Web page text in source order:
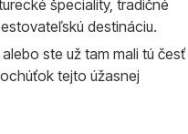
špeciality, tradičné
destináciu.
ste už tam mali tú česť
tejto úžasnej